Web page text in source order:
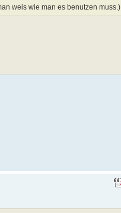
weis wie man es benutzen muss.)